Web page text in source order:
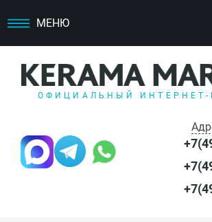
МЕНЮ
ОФИЦИАЛЬНЫЙ ИНТЕРНЕТ-